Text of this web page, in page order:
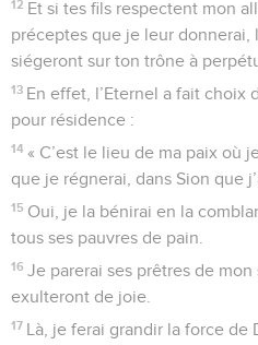
12 Et si tes fils respectent mon
préceptes que je leur donnerai,
siégeront sur ton trône à
13 En effet, l’Eternel a fait choix
pour résidence :
14 « C’est le lieu de ma paix où
que je régnerai, dans Sion que
15 Oui, je la bénirai en la
tous ses pauvres de pain.
16 Je parerai ses prêtres de
exulteront de joie.
17 Là, je ferai grandir la force de